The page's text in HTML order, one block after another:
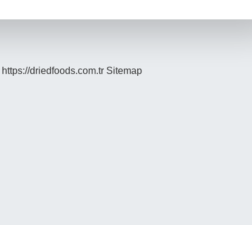
https://driedfoods.com.tr Sitemap